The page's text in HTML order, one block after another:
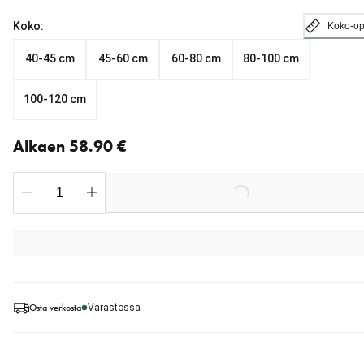
Osta verkosta Varastossa
Koko: Koko-
40-45 cm 45-60 cm 60-80 cm 80-100 cm
100-120 cm
Alkaen 58.90 €
Loading...